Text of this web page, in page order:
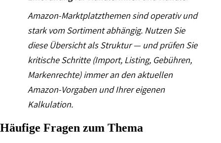
Amazon-Marktplatzthemen sind operativ und
stark vom Sortiment abhängig. Nutzen Sie
diese Übersicht als Struktur — und prüfen Sie
kritische Schritte (Import, Listing, Gebühren,
Markenrechte) immer an den aktuellen
Amazon-Vorgaben und Ihrer eigenen
Kalkulation.
Häufige Fragen zum Thema